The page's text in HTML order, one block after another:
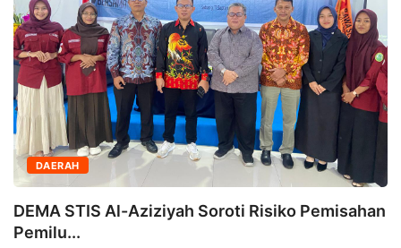
DAERAH
DEMA STIS Al-Aziziyah Soroti Risiko Pemisahan
Pemilu...